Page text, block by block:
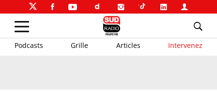
Podcasts Grille Articles Intervenez